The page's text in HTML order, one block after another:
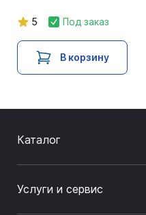
5 Под заказ
В корзину
Каталог
Услуги и сервис